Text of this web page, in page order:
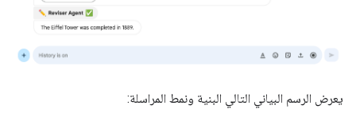
يعرض الرسم البياني التالي البنية ونمط المراسلة: